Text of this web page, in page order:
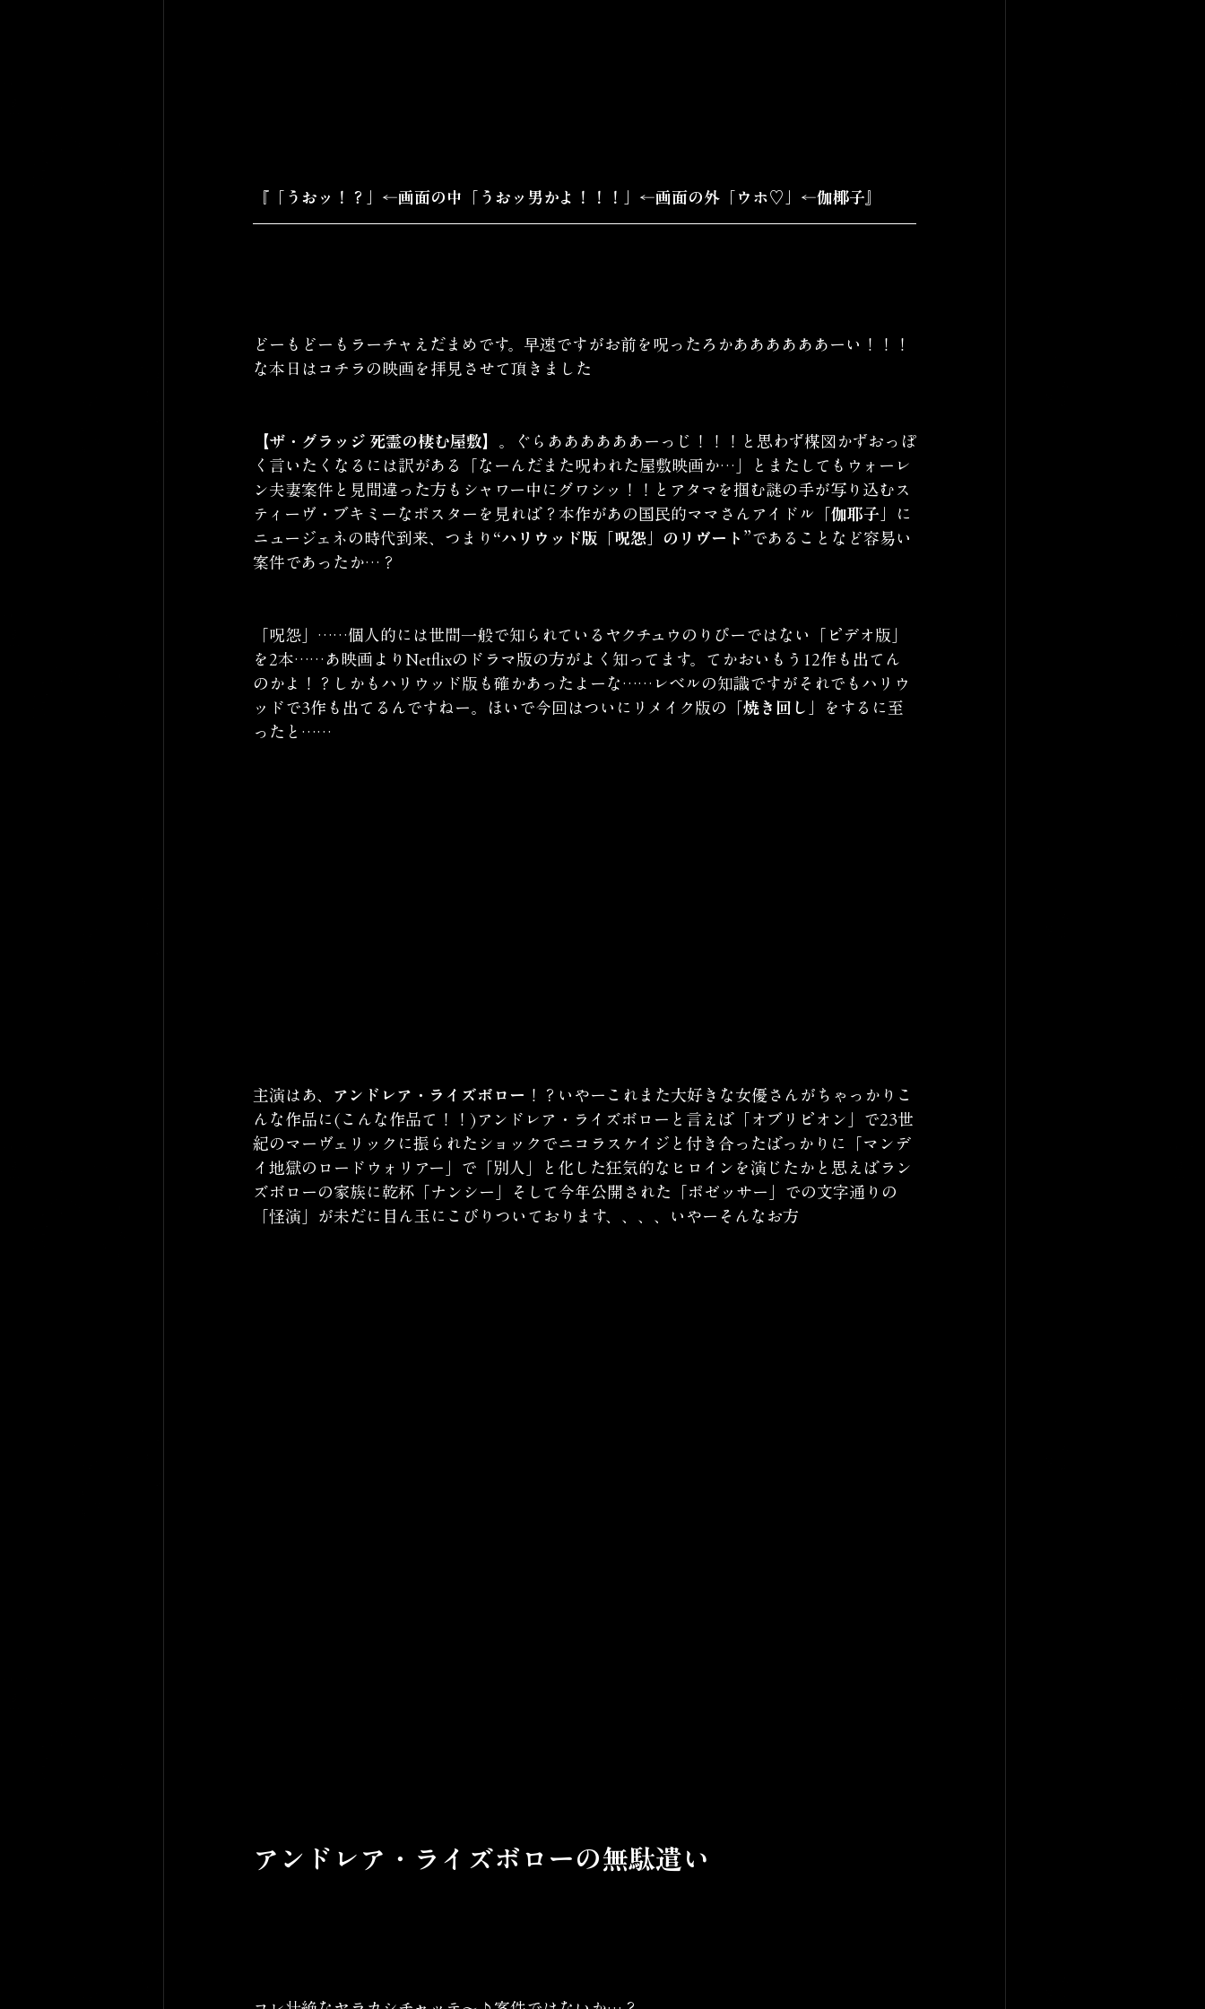
『「うおッ！？」←画面の中「うおッ男かよ！！！」←画面の外「ウホ♡」←伽椰子』
どーもどーもラーチャえだまめです。早速ですがお前を呪ったろかああああああーい！！！
な本日はコチラの映画を拝見させて頂きました
【ザ・グラッジ 死霊の棲む屋敷】
。ぐらああああああーっじ！！！と思わず楳図かずおっぽ
く言いたくなるには訳がある「なーんだまた呪われた屋敷映画か…」とまたしてもウォーレ
ン夫妻案件と見間違った方もシャワー中にグワシッ！！とアタマを掴む謎の手が写り込むス
ティーヴ・ブキミーなポスターを見れば？本作があの国民的ママさんアイドル
「伽耶子」
に
ニュージェネの時代到来、つまり “ハリウッド版「呪怨」のリヴート”であることなど容易い
案件であったか…？
「呪怨」……個人的には世間一般で知られているヤクチュウのりぴーではない「ビデオ版」
を2本……あ映画よりNetflixのドラマ版の方がよく知ってます。てかおいもう12作も出てん
のかよ！？しかもハリウッド版も確かあったよーな……レベルの知識ですがそれでもハリウ
ッドで3作も出てるんですねー。ほいで今回はついにリメイク版の
「焼き回し」
をするに至
ったと……
主演はあ、 アンドレア・ライズボロー ！？いやーこれまた大好きな女優さんがちゃっかりこ
んな作品に(こんな作品て！！)アンドレア・ライズボローと言えば「オブリビオン」で23世
紀のマーヴェリックに振られたショックでニコラスケイジと付き合ったばっかりに「マンデ
イ地獄のロードウォリアー」で「別人」と化した狂気的なヒロインを演じたかと思えばラン
ズボローの家族に乾杯「ナンシー」そして今年公開された「ポゼッサー」での文字通りの
「怪演」が未だに目ん玉にこびりついております、、、、いやーそんなお方
アンドレア・ライズボローの無駄遣い